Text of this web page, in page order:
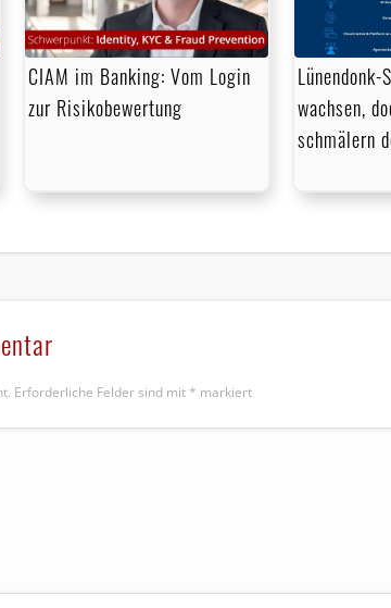
CIAM im Banking: Vom Login
zur Risikobewertung
wachsen,
schmälern
Erforderliche Felder sind mit * markiert